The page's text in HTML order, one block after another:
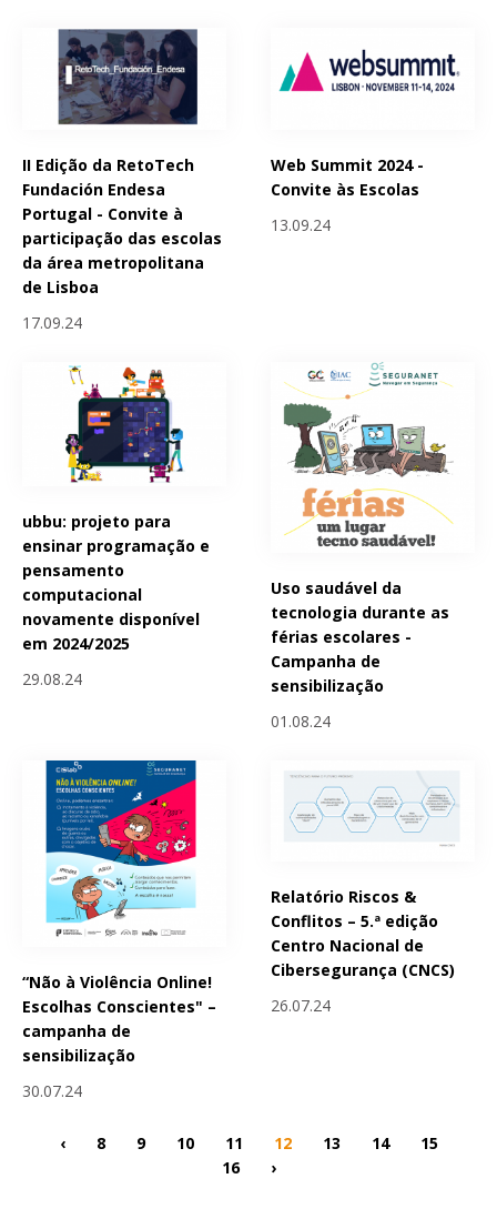
II Edição da RetoTech
Fundación Endesa
Portugal - Convite à
participação das escolas
da área metropolitana
de Lisboa
17.09.24
Web Summit 2024 -
Convite às Escolas
13.09.24
ubbu: projeto para
ensinar programação e
pensamento
computacional
novamente disponível
em 2024/2025
29.08.24
Uso saudável da
tecnologia durante as
férias escolares -
Campanha de
sensibilização
01.08.24
“Não à Violência Online!
Escolhas Conscientes" –
campanha de
sensibilização
30.07.24
Relatório Riscos &
Conflitos – 5.ª edição
Centro Nacional de
Cibersegurança (CNCS)
26.07.24
‹ 8 9 10 11 12 13 14
15
16
›